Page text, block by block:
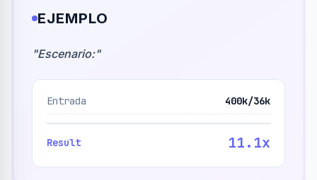
EJEMPLO
"Escenario:"
Entrada 400k/36k
Result 11.1x